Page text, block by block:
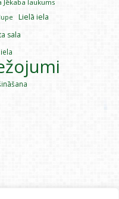
Jēkaba laukums
Lielā iela
sala